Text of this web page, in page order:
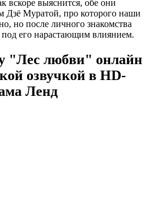
выяснится, обе они
Дзё Муратой, про которого наши
но после личного знакомства
под его нарастающим влиянием.
"Лес любви" онлайн
озвучкой в HD-
Ленд